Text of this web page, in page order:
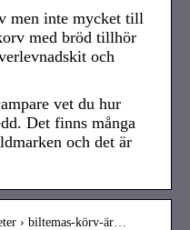
men inte mycket till
med bröd tillhör
och
vet du hur
Det finns många
och det är
› biltemas-körv-är…